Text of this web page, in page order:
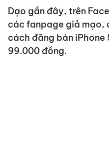
Dạo gần đây, trên
các fanpage giả mạo,
cách đăng bán
99.000 đồng.